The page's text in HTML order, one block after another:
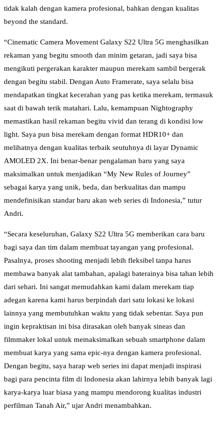
tidak kalah dengan kamera profesional, bahkan dengan kualitas
beyond the standard.
“Cinematic Camera Movement Galaxy S22 Ultra 5G menghasilkan
rekaman yang begitu smooth dan minim getaran, jadi saya bisa
mengikuti pergerakan karakter maupun merekam sambil bergerak
dengan begitu stabil. Dengan Auto Framerate, saya selalu bisa
mendapatkan tingkat kecerahan yang pas ketika merekam, termasuk
saat di bawah terik matahari. Lalu, kemampuan Nightography
memastikan hasil rekaman begitu vivid dan terang di kondisi low
light. Saya pun bisa merekam dengan format HDR10+ dan
melihatnya dengan kualitas terbaik seutuhnya di layar Dynamic
AMOLED 2X. Ini benar-benar pengalaman baru yang saya
maksimalkan untuk menjadikan “My New Rules of Journey”
sebagai karya yang unik, beda, dan berkualitas dan mampu
mendefinisikan standar baru akan web series di Indonesia,” tutur
Andri.
“Secara keseluruhan, Galaxy S22 Ultra 5G memberikan cara baru
bagi saya dan tim dalam membuat tayangan yang profesional.
Pasalnya, proses shooting menjadi lebih fleksibel tanpa harus
membawa banyak alat tambahan, apalagi baterainya bisa tahan lebih
dari sehari. Ini sangat memudahkan kami dalam merekam tiap
adegan karena kami harus berpindah dari satu lokasi ke lokasi
lainnya yang membutuhkan waktu yang tidak sebentar. Saya pun
ingin kepraktisan ini bisa dirasakan oleh banyak sineas dan
filmmaker lokal untuk memaksimalkan sebuah smartphone dalam
membuat karya yang sama epic-nya dengan kamera profesional.
Dengan begitu, saya harap web series ini dapat menjadi inspirasi
bagi para pencinta film di Indonesia akan lahirnya lebih banyak lagi
karya-karya luar biasa yang mampu mendorong kualitas industri
perfilman Tanah Air,” ujar Andri menambahkan.